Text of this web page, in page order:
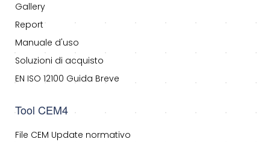
Gallery
Report
Manuale d'uso
Soluzioni di acquisto
EN ISO 12100 Guida Breve
Tool CEM4
File CEM Update normativo